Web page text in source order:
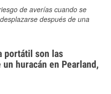
de averías cuando se
después de una
portátil son las
huracán en Pearland,